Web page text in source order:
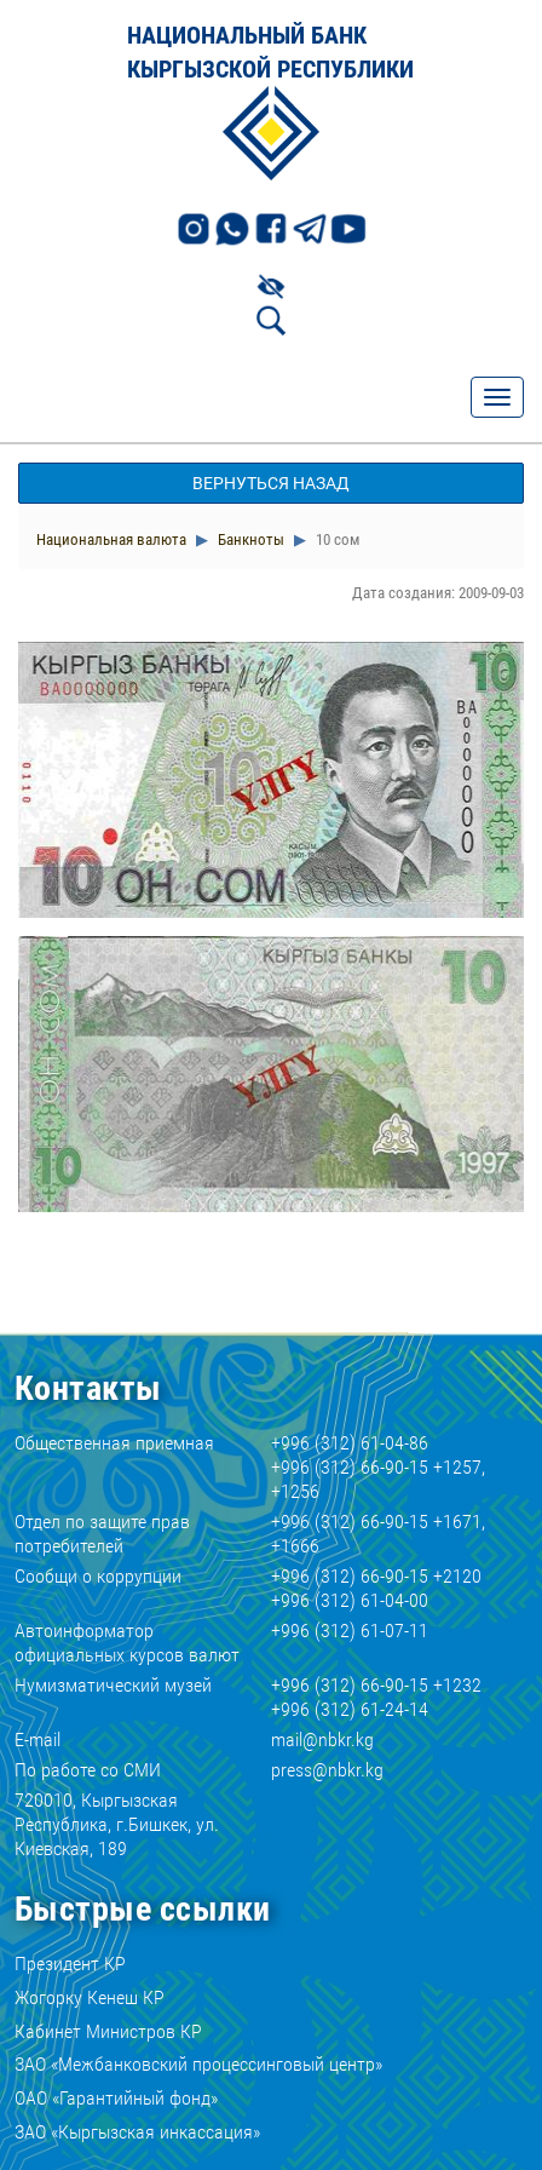
НАЦИОНАЛЬНЫЙ БАНК
КЫРГЫЗСКОЙ РЕСПУБЛИКИ
ВЕРНУТЬСЯ НАЗАД
Национальная валюта Банкноты 10 сом
Дата создания: 2009-09-03
Контакты
Общественная приемная
+996 (312) 61-04-86
+996 (312) 66-90-15 +1257,
+1256
Отдел по защите прав
потребителей
+996 (312) 66-90-15 +1671,
+1666
Сообщи о коррупции
+996 (312) 66-90-15 +2120
+996 (312) 61-04-00
Автоинформатор
официальных курсов валют
+996 (312) 61-07-11
Нумизматический музей
+996 (312) 66-90-15 +1232
+996 (312) 61-24-14
E-mail
mail@nbkr.kg
По работе со СМИ
press@nbkr.kg
720010, Кыргызская
Республика, г.Бишкек, ул.
Киевская, 189
Быстрые ссылки
Президент КР
Жогорку Кенеш КР
Кабинет Министров КР
ЗАО «Межбанковский процессинговый центр»
ОАО «Гарантийный фонд»
ЗАО «Кыргызская инкассация»